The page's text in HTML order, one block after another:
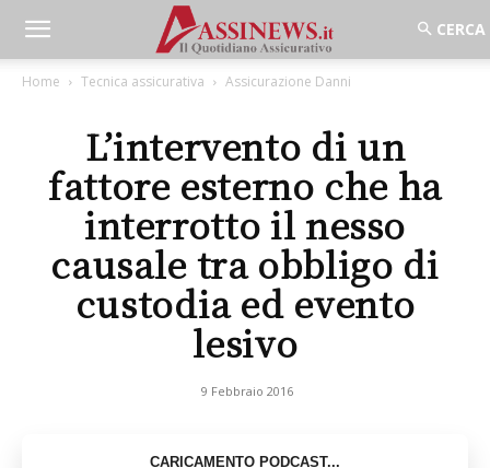
Home Tecnica assicurativa Assicurazione Danni
L’intervento di un
fattore esterno che ha
interrotto il nesso
causale tra obbligo di
custodia ed evento
lesivo
9 Febbraio 2016